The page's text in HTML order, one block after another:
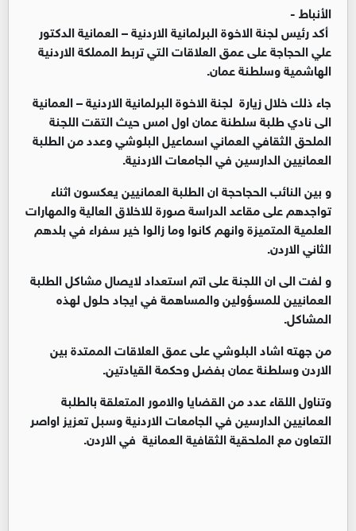
الأنباط -
أكد رئيس لجنة الاخوة البرلمانية الاردنية – العمانية الدكتور
علي الحجاجة على عمق العلاقات التي تربط المملكة الاردنية
الهاشمية وسلطنة عمان.
جاء ذلك خلال زيارة لجنة الاخوة البرلمانية الاردنية – العمانية
الى نادي طلبة سلطنة عمان اول امس حيث التقت اللجنة
الملحق الثقافي العماني اسماعيل البلوشي وعدد من الطلبة
العمانيين الدارسين في الجامعات الاردنية.
و بين النائب الحجاحجة ان الطلبة العمانيين يعكسون اثناء
تواجدهم على مقاعد الدراسة صورة للاخلاق العالية والمهارات
العلمية المتميزة وانهم كانوا وما زالوا خير سفراء في بلدهم
الثاني الاردن.
و لفت الى ان اللجنة على اتم استعداد لايصال مشاكل الطلبة
العمانيين للمسؤولين والمساهمة في ايجاد حلول لهذه
المشاكل.
من جهته اشاد البلوشي على عمق العلاقات الممتدة بين
الاردن وسلطنة عمان بفضل وحكمة القيادتين.
وتناول اللقاء عدد من القضايا والامور المتعلقة بالطلبة
العمانيين الدارسين في الجامعات الاردنية وسبل تعزيز اواصر
التعاون مع الملحقية الثقافية العمانية في الاردن.